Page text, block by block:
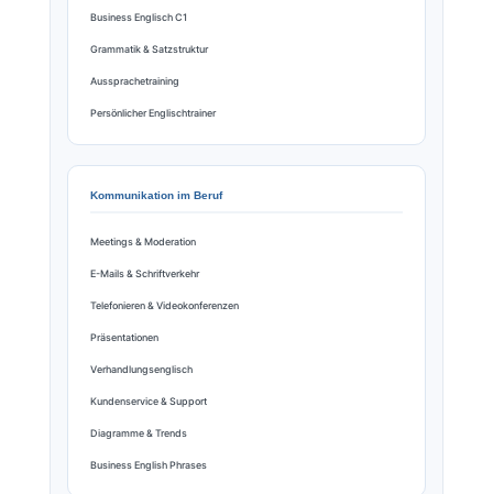
Business Englisch C1
Grammatik & Satzstruktur
Aussprachetraining
Persönlicher Englischtrainer
Kommunikation im Beruf
Meetings & Moderation
E-Mails & Schriftverkehr
Telefonieren & Videokonferenzen
Präsentationen
Verhandlungsenglisch
Kundenservice & Support
Diagramme & Trends
Business English Phrases